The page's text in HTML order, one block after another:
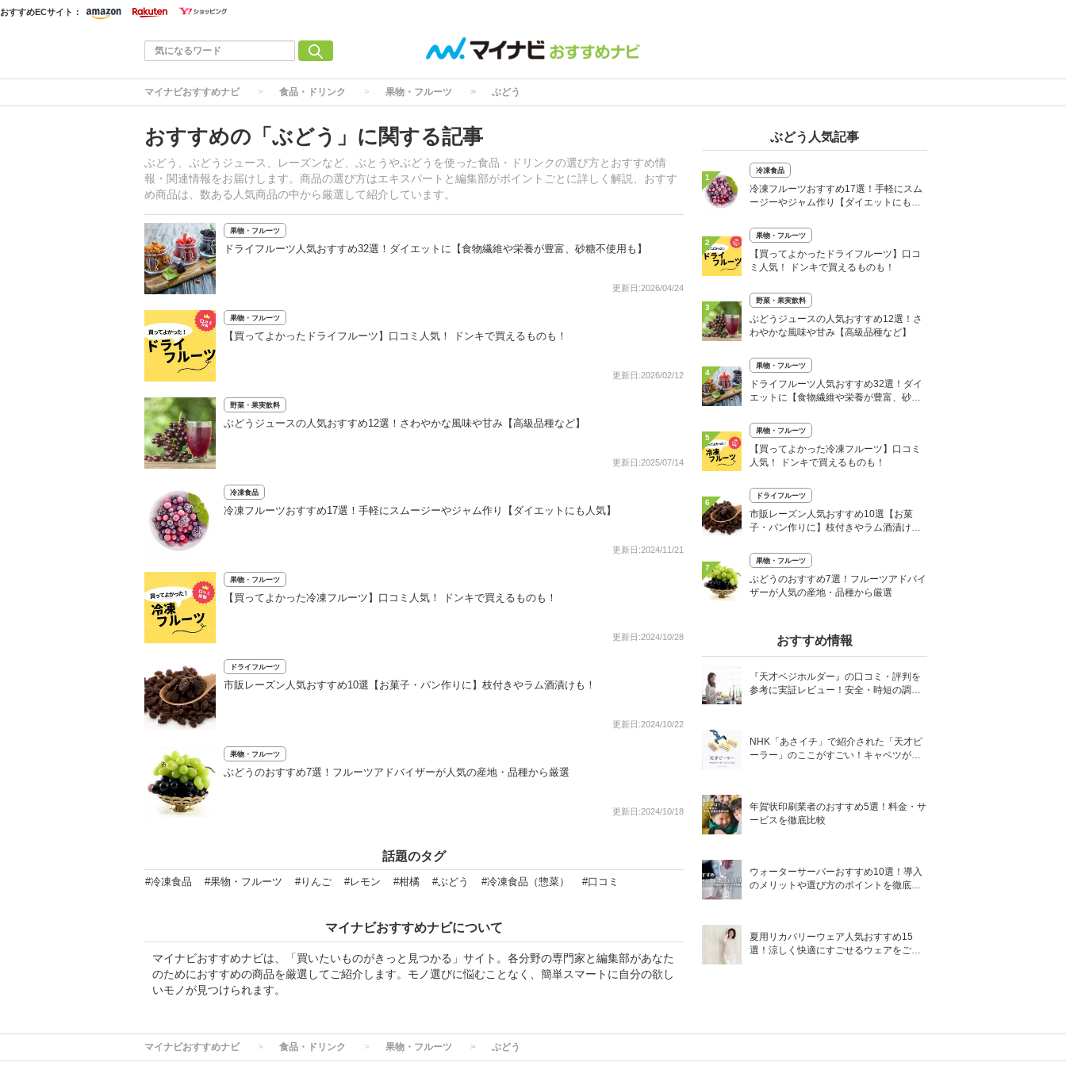
おすすめECサイト：
マイナビおすすめナビ 食品・ドリンク 果物・フルーツ ぶどう
おすすめの「ぶどう」に関する記事
ぶどう、ぶどうジュース、レーズンなど、ぶとうやぶどうを使った食品・ドリンクの選び方とおすすめ情
報・関連情報をお届けします。商品の選び方はエキスパートと編集部がポイントごとに詳しく解説、おすす
め商品は、数ある人気商品の中から厳選して紹介しています。
果物・フルーツ
ドライフルーツ人気おすすめ32選！ダイエットに【食物繊維や栄養が豊富、砂糖不使用も】
更新日:2026/04/24
果物・フルーツ
【買ってよかったドライフルーツ】口コミ人気！ ドンキで買えるものも！
更新日:2026/02/12
野菜・果実飲料
ぶどうジュースの人気おすすめ12選！さわやかな風味や甘み【高級品種など】
更新日:2025/07/14
冷凍食品
冷凍フルーツおすすめ17選！手軽にスムージーやジャム作り【ダイエットにも人気】
更新日:2024/11/21
果物・フルーツ
【買ってよかった冷凍フルーツ】口コミ人気！ ドンキで買えるものも！
更新日:2024/10/28
ドライフルーツ
市販レーズン人気おすすめ10選【お菓子・パン作りに】枝付きやラム酒漬けも！
更新日:2024/10/22
果物・フルーツ
ぶどうのおすすめ7選！フルーツアドバイザーが人気の産地・品種から厳選
更新日:2024/10/18
話題のタグ
#冷凍食品 #果物・フルーツ #りんご #レモン #柑橘 #ぶどう #冷凍食品（惣菜） #口コミ
マイナビおすすめナビについて
マイナビおすすめナビは、「買いたいものがきっと見つかる」サイト。各分野の専門家と編集部があなた
のためにおすすめの商品を厳選してご紹介します。モノ選びに悩むことなく、簡単スマートに自分の欲し
いモノが見つけられます。
ぶどう人気記事
1
冷凍食品
冷凍フルーツおすすめ17選！手軽にスム
ージーやジャム作り【ダイエットにも人
2
果物・フルーツ
【買ってよかったドライフルーツ】口コ
ミ人気！ ドンキで買えるものも！
3
野菜・果実飲料
ぶどうジュースの人気おすすめ12選！さ
わやかな風味や甘み【高級品種など】
4
果物・フルーツ
ドライフルーツ人気おすすめ32選！ダイ
エットに【食物繊維や栄養が豊富、砂糖
5
果物・フルーツ
【買ってよかった冷凍フルーツ】口コミ
人気！ ドンキで買えるものも！
6
ドライフルーツ
市販レーズン人気おすすめ10選【お菓
子・パン作りに】枝付きやラム酒漬け
7
果物・フルーツ
ぶどうのおすすめ7選！フルーツアドバイ
ザーが人気の産地・品種から厳選
おすすめ情報
『天才ベジホルダー』の口コミ・評判を
参考に実証レビュー！安全・時短の調理
NHK「あさイチ」で紹介された「天才ピ
ーラー」のここがすごい！キャベツがほ
年賀状印刷業者のおすすめ5選！料金・サ
ービスを徹底比較
ウォーターサーバーおすすめ10選！導入
のメリットや選び方のポイントを徹底解
夏用リカバリーウェア人気おすすめ15
選！涼しく快適にすごせるウェアをご紹
マイナビおすすめナビ 食品・ドリンク 果物・フルーツ ぶどう